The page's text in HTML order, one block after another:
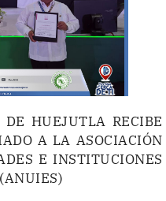
HUEJUTLA RECIBE
A LA ASOCIACIÓN
E INSTITUCIONES